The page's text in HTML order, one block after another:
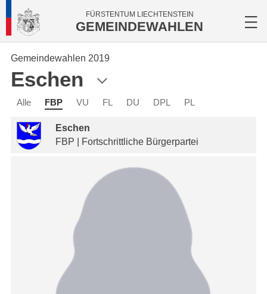
FÜRSTENTUM LIECHTENSTEIN
GEMEINDEWAHLEN
Gemeindewahlen 2019
Eschen
Alle FBP VU FL DU DPL PL
Eschen
FBP | Fortschrittliche Bürgerpartei